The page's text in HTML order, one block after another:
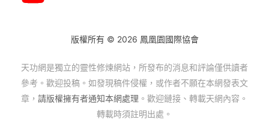
版權所有 © 2026 鳳凰園國際協會
天功網是獨立的靈性修煉網站，所發布的消息和評論僅供讀者
參考。歡迎投稿。如發現稿件侵權，或作者不願在本網發表文
章， 請版權擁有者通知本網處理 。歡迎鏈接、轉載天網內容。
轉載時須註明出處。